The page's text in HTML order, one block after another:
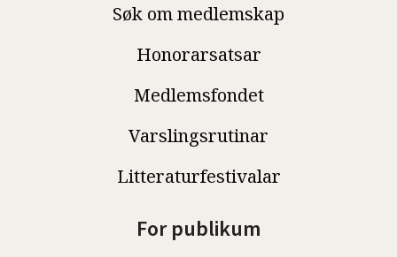
Søk om medlemskap
Honorarsatsar
Medlemsfondet
Varslingsrutinar
Litteraturfestivalar
For publikum